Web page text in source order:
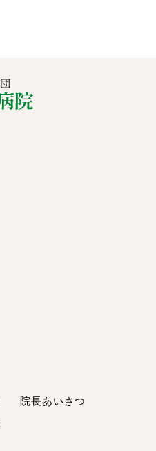
院長あいさつ